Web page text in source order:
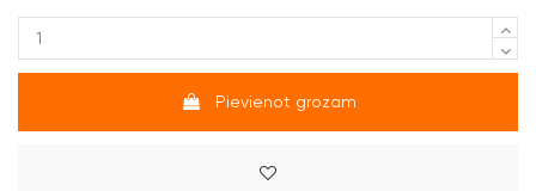
Pievienot grozam